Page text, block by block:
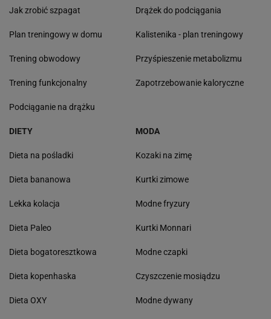
Jak zrobić szpagat
Plan treningowy w domu
Trening obwodowy
Trening funkcjonalny
Podciąganie na drążku
Drążek do podciągania
Kalistenika - plan treningowy
Przyśpieszenie metabolizmu
Zapotrzebowanie kaloryczne
DIETY
Dieta na pośladki
Dieta bananowa
Lekka kolacja
Dieta Paleo
Dieta bogatoresztkowa
Dieta kopenhaska
Dieta OXY
MODA
Kozaki na zimę
Kurtki zimowe
Modne fryzury
Kurtki Monnari
Modne czapki
Czyszczenie mosiądzu
Modne dywany